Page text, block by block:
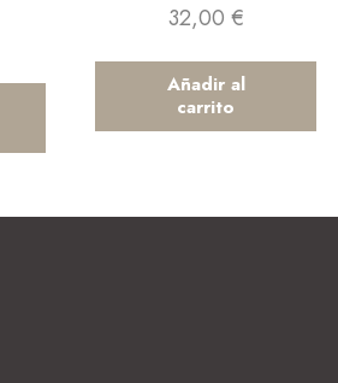
32,00 €
Añadir al
carrito